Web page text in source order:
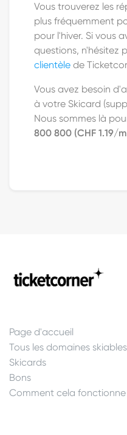
Vous trouverez les
plus fréquemment
pour l'hiver. Si vous
questions, n'hésitez
clientèle de
Vous avez besoin
à votre Skicard
Nous sommes là
800 800 (CHF 1.19/
Page d'accueil
Tous les domaines skiables
Skicards
Bons
Comment cela fonctionne